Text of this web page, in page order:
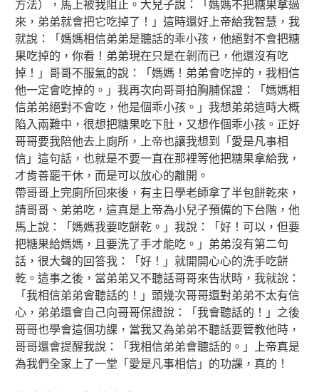
方法），馬上被我阻止。大兒子說：「媽媽不把糖果拿過
來，弟弟就會把它吃掉了！」這時還好上帝給我智慧，我
就說：「媽媽相信弟弟是聽話的乖小孩，他絕對不會把糖
果吃掉的，你看！弟弟現在只是在剝而已，他還沒有吃
掉！」哥哥不服氣的說：「媽媽！弟弟會吃掉的，我相信
他一定會吃掉的。」我再次向哥哥拍胸脯保證：「媽媽相
信弟弟絕對不會吃，他是個乖小孩。」我想弟弟這時大概
陷入兩難中，很想把糖果吃下肚，又想作個乖小孩。正好
哥哥要我陪他去上廁所，上帝也讓我想到「愛是凡事相
信」這句話，也就是不要一直在那裡等他把糖果拿給我，
才肯善罷干休，而是可以放心的離開。
帶哥哥上完廁所回來後，有主日學老師拿了半包餅乾來，
請哥哥、弟弟吃，這真是上帝為小兒子預備的下台階，他
馬上說：「媽媽我要吃餅乾。」我說：「好！可以，但要
把糖果給媽媽，且要洗了手才能吃。」弟弟沒有第二句
話，很大聲的回答我：「好！」就開開心心的洗手吃餅
乾。這事之後，當弟弟又不聽話哥哥來告狀時，我就說：
「我相信弟弟會聽話的！」頭幾次哥哥還對弟弟不太有信
心，弟弟還會自己向哥哥保證說：「我會聽話的！」之後
哥哥也學會這個功課，當我又為弟弟不聽話要管教他時，
哥哥還會提醒我說：「我相信弟弟會聽話的。」上帝真是
為我們全家上了一堂「愛是凡事相信」的功課，真的！